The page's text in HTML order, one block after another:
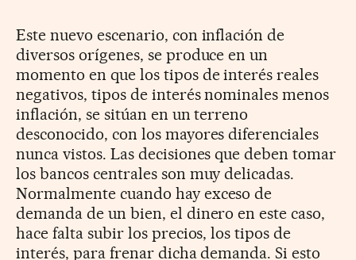
Este nuevo escenario, con inflación de
diversos orígenes, se produce en un
momento en que los tipos de interés reales
negativos, tipos de interés nominales menos
inflación, se sitúan en un terreno
desconocido, con los mayores diferenciales
nunca vistos. Las decisiones que deben tomar
los bancos centrales son muy delicadas.
Normalmente cuando hay exceso de
demanda de un bien, el dinero en este caso,
hace falta subir los precios, los tipos de
interés, para frenar dicha demanda. Si esto